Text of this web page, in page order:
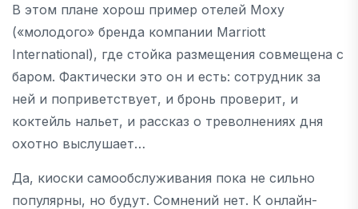
В этом плане хорош пример отелей Moxy
(«молодого» бренда компании Marriott
International), где стойка размещения совмещена с
баром. Фактически это он и есть: сотрудник за
ней и поприветствует, и бронь проверит, и
коктейль нальет, и рассказ о треволнениях дня
охотно выслушает…
Да, киоски самообслуживания пока не сильно
популярны, но будут. Сомнений нет. К онлайн-